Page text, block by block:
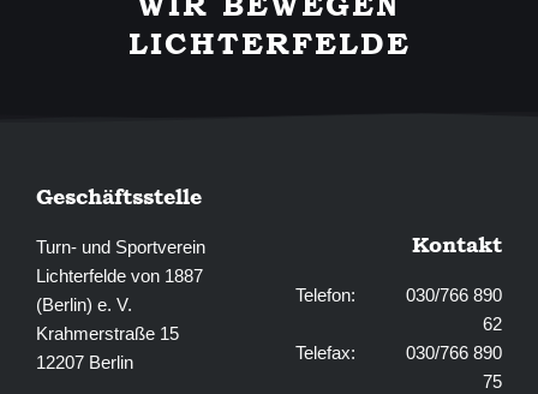
o
k
-
r
a
m
LICHTERFELDE
Geschäftsstelle
Turn- und Sportverein
Lichterfelde von 1887
(Berlin) e. V.
Krahmerstraße 15
12207 Berlin
Kontakt
Telefon: 030/766 890
62
Telefax: 030/766 890
75